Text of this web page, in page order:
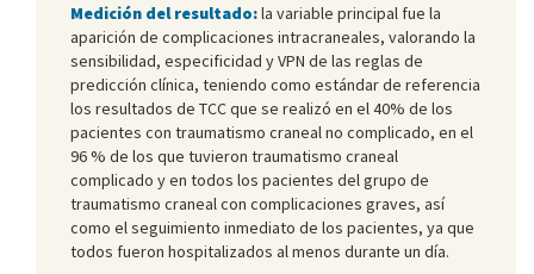
Medición del resultado:la variable principal fue la
aparición de complicaciones intracraneales, valorando la
sensibilidad, especificidad y VPN de las reglas de
predicción clínica, teniendo como estándar de referencia
los resultados de TCC que se realizó en el 40% de los
pacientes con traumatismo craneal no complicado, en el
96 % de los que tuvieron traumatismo craneal
complicado y en todos los pacientes del grupo de
traumatismo craneal con complicaciones graves, así
como el seguimiento inmediato de los pacientes, ya que
todos fueron hospitalizados al menos durante un día.